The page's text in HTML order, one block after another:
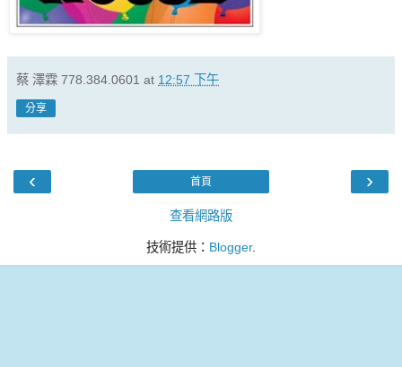
蔡 澤霖 778.384.0601 at 12:57 下午
分享
‹ ›
首頁
查看網路版
技術提供： Blogger.